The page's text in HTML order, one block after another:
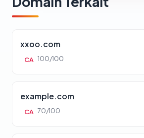
xxoo.com
CA 100/100
example.com
CA 70/100